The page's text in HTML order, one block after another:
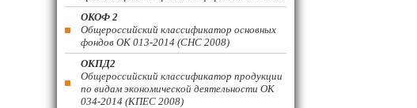
ОКОФ 2
Общероссийский классификатор основных
фондов ОК 013-2014 (СНС 2008)
ОКПД2
Общероссийский классификатор продукции
по видам экономической деятельности ОК
034-2014 (КПЕС 2008)